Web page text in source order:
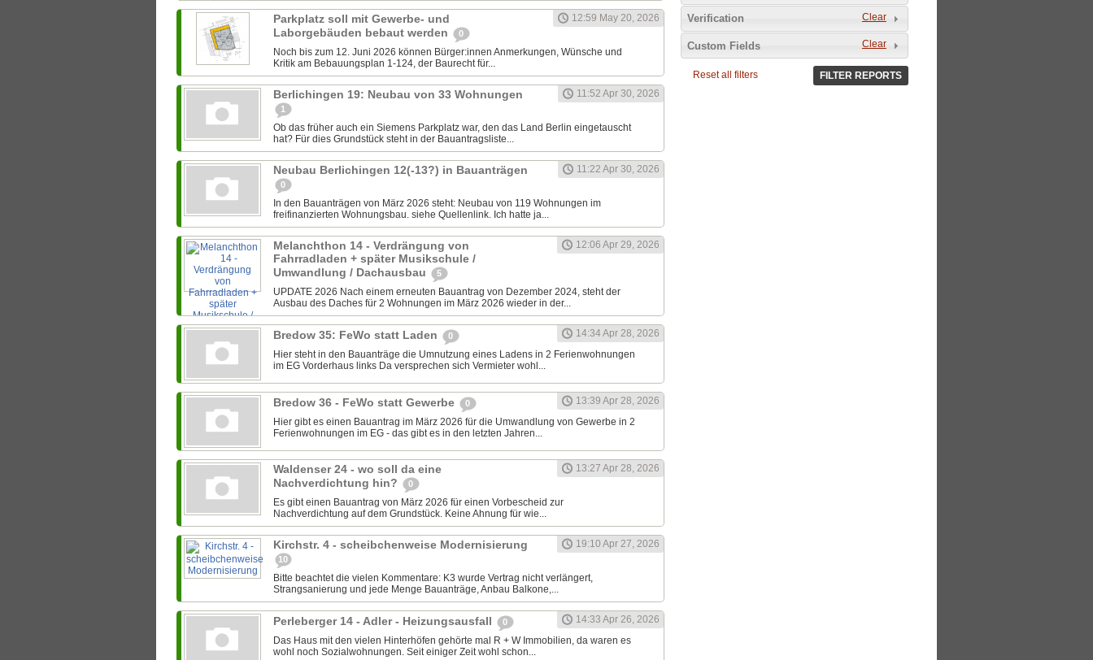
Parkplatz soll mit Gewerbe- und
Laborgebäuden bebaut werden
0
12:59 May 20, 2026
Noch bis zum 12. Juni 2026 können Bürger:innen Anmerkungen, Wünsche und
Kritik am Bebauungsplan 1-124, der Baurecht für...
Berlichingen 19: Neubau von 33 Wohnungen
1
11:52 Apr 30, 2026
Ob das früher auch ein Siemens Parkplatz war, den das Land Berlin eingetauscht
hat? Für dies Grundstück steht in der Bauantragsliste...
Neubau Berlichingen 12(-13?) in Bauanträgen
0
11:22 Apr 30, 2026
In den Bauanträgen von März 2026 steht: Neubau von 119 Wohnungen im
freifinanzierten Wohnungsbau. siehe Quellenlink. Ich hatte ja...
Melanchthon 14 - Verdrängung von
Fahrradladen + später Musikschule /
Umwandlung / Dachausbau
5
12:06 Apr 29, 2026
UPDATE 2026 Nach einem erneuten Bauantrag von Dezember 2024, steht der
Ausbau des Daches für 2 Wohnungen im März 2026 wieder in der...
Bredow 35: FeWo statt Laden 0
14:34 Apr 28, 2026
Hier steht in den Bauanträge die Umnutzung eines Ladens in 2 Ferienwohnungen
im EG Vorderhaus links Da versprechen sich Vermieter wohl...
Bredow 36 - FeWo statt Gewerbe 0
13:39 Apr 28, 2026
Hier gibt es einen Bauantrag im März 2026 für die Umwandlung von Gewerbe in 2
Ferienwohnungen im EG - das gibt es in den letzten Jahren...
Waldenser 24 - wo soll da eine
Nachverdichtung hin?
0
13:27 Apr 28, 2026
Es gibt einen Bauantrag von März 2026 für einen Vorbescheid zur
Nachverdichtung auf dem Grundstück. Keine Ahnung für wie...
Kirchstr. 4 - scheibchenweise Modernisierung
10
19:10 Apr 27, 2026
Bitte beachtet die vielen Kommentare: K3 wurde Vertrag nicht verlängert,
Strangsanierung und jede Menge Bauanträge, Anbau Balkone,...
Perleberger 14 - Adler - Heizungsausfall 0
14:33 Apr 26, 2026
Das Haus mit den vielen Hinterhöfen gehörte mal R + W Immobilien, da waren es
wohl noch Sozialwohnungen. Seit einiger Zeit wohl schon...
Clear
Verification
Clear
Custom Fields
Reset all filters FILTER REPORTS